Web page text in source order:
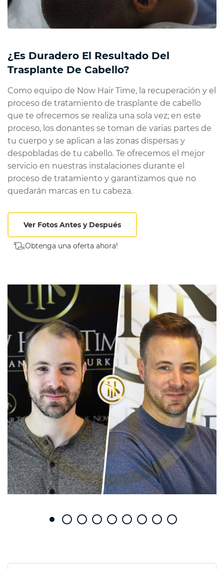
¿Es Duradero El Resultado Del
Trasplante De Cabello?
Como equipo de Now Hair Time, la recuperación y el
proceso de tratamiento de trasplante de cabello
que te ofrecemos se realiza una sola vez; en este
proceso, los donantes se toman de varias partes de
tu cuerpo y se aplican a las zonas dispersas y
despobladas de tu cabello. Te ofrecemos el mejor
servicio en nuestras instalaciones durante el
proceso de tratamiento y garantizamos que no
quedarán marcas en tu cabeza.
Ver Fotos Antes y Después
¡Obtenga una oferta ahora!